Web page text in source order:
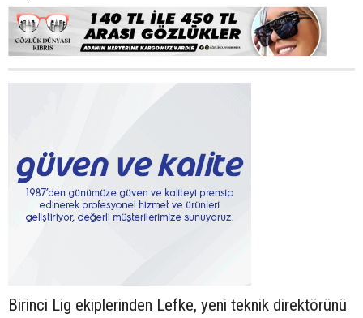
Birinci Lig ekiplerinden Lefke, yeni teknik direktörünü